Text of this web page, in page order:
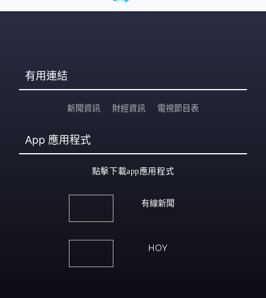
有用連結
新聞資訊 財經資訊 電視節目表
App 應用程式
點擊下載app應用程式
有線新聞
HOY